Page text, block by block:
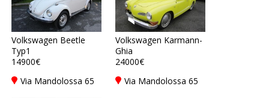
Volkswagen Beetle
Typ1
14900€
Via Mandolossa 65
Volkswagen Karmann-
Ghia
24000€
Via Mandolossa 65